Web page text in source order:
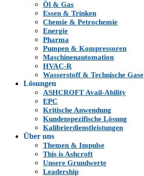
Öl & Gas
Essen & Trinken
Chemie & Petrochemie
Energie
Pharma
Pumpen & Kompressoren
Maschinenautomation
HVAC-R
Wasserstoff & Technische Gase
Lösungen
ASHCROFT Avail-Ability
EPC
Kritische Anwendung
Kundenspezifische Lösung
Kalibrierdienstleistungen
Über uns
Themen & Impulse
This is Ashcroft
Unsere Grundwerte
Leadership